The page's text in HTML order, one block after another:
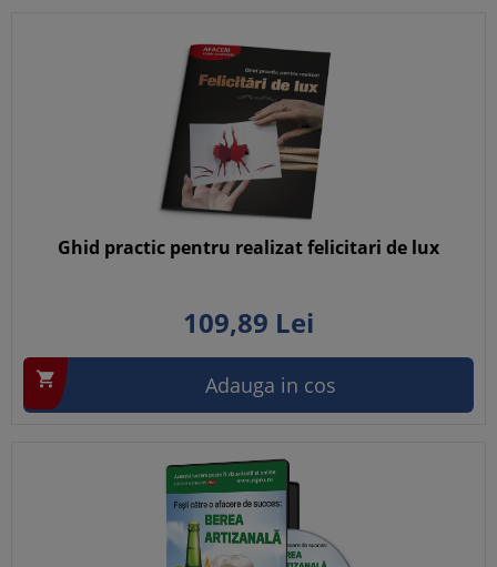
Ghid practic pentru realizat felicitari de lux
109,89 Lei
 Adauga in cos